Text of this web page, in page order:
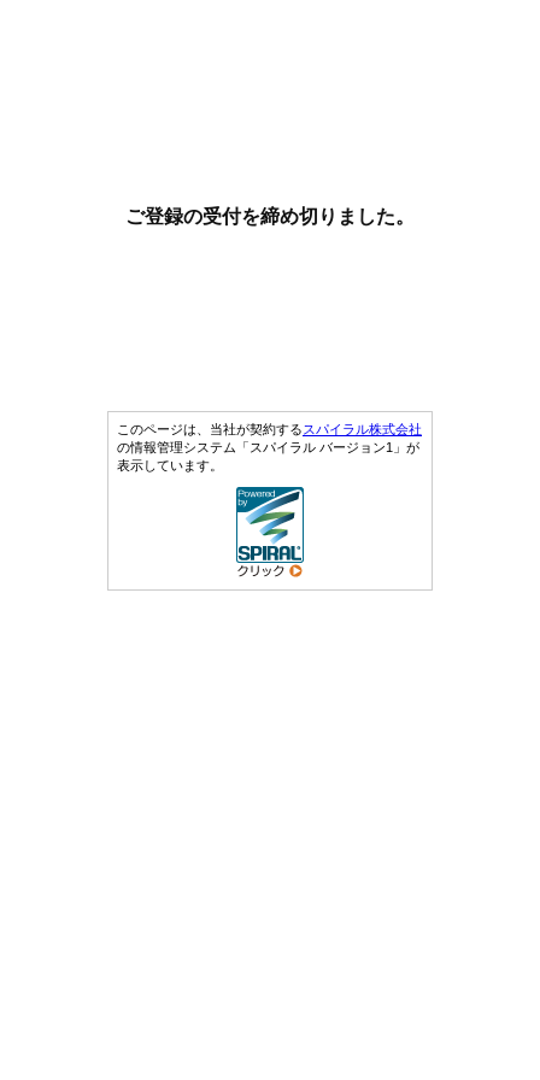
ご登録の受付を締め切りました。
このページは、当社が契約するスパイラル株式会社
の情報管理システム「スパイラル バージョン1」が
表示しています。